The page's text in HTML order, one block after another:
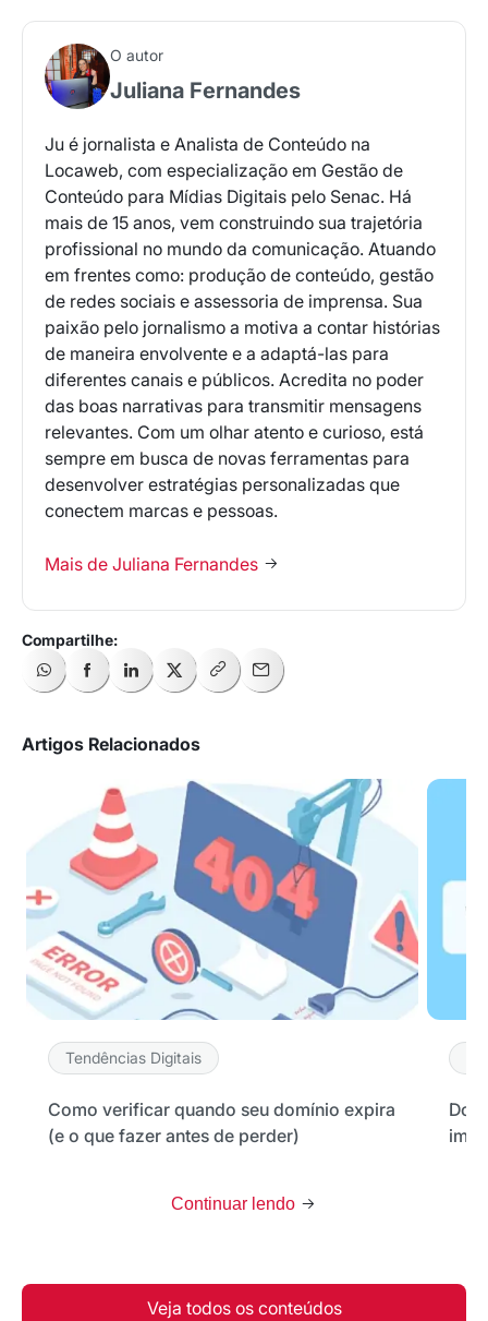
O autor
Juliana Fernandes
Ju é jornalista e Analista de Conteúdo na
Locaweb, com especialização em Gestão de
Conteúdo para Mídias Digitais pelo Senac. Há
mais de 15 anos, vem construindo sua trajetória
profissional no mundo da comunicação. Atuando
em frentes como: produção de conteúdo, gestão
de redes sociais e assessoria de imprensa. Sua
paixão pelo jornalismo a motiva a contar histórias
de maneira envolvente e a adaptá-las para
diferentes canais e públicos. Acredita no poder
das boas narrativas para transmitir mensagens
relevantes. Com um olhar atento e curioso, está
sempre em busca de novas ferramentas para
desenvolver estratégias personalizadas que
conectem marcas e pessoas.
Mais de Juliana Fernandes
Artigos Relacionados
Tendências Digitais
Como verificar quando seu domínio expira
(e o que fazer antes de perder)
Continuar lendo
Veja todos os conteúdos
Receba os melhores insights da Locaweb
Tendências e materiais exclusivos do mercado
digital que valem a leitura.
Nome
E-mail
Selecione sua área de atuação
*Ao assinar nossa newsletter, você concorda em receber
nossas comunicações e está de acordo com as nossas